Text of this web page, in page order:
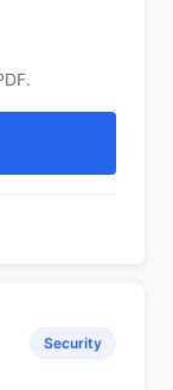
Security